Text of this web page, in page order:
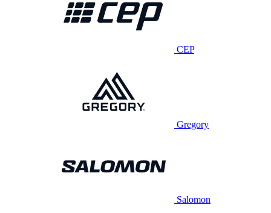
CEP
Gregory
Salomon